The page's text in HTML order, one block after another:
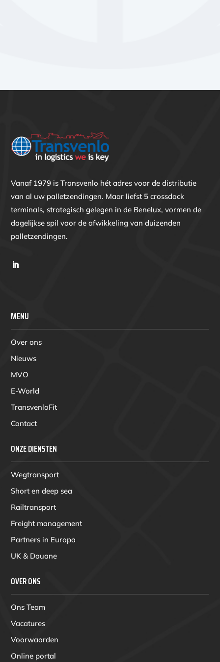
Vanaf 1979 is Transvenlo hét adres voor de distributie
van al uw palletzendingen. Maar liefst 5 crossdock
terminals, strategisch gelegen in de Benelux, vormen de
dagelijkse spil voor de afwikkeling van duizenden
palletzendingen.
MENU
Over ons
Nieuws
MVO
E-World
TransvenloFit
Contact
ONZE DIENSTEN
Wegtransport
Short en deep sea
Railtransport
Freight management
Partners in Europa
UK & Douane
OVER ONS
Ons Team
Vacatures
Voorwaarden
Online portal